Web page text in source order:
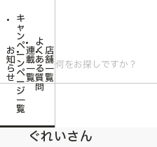
お
知
ら
せ
キ
ャ
ン
ペ
ー
ン
ペ
ー
ジ
一
覧
連
載
一
覧
よ
く
あ
る
質
問
店
舗
一
覧
ぐれいさん